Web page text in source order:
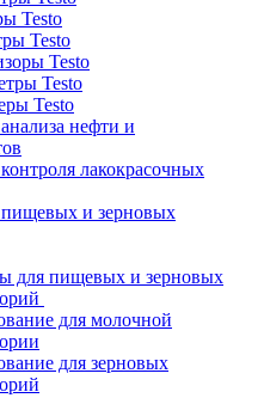
Testo
Testo
Testo
Testo
Testo
нефти и
лакокрасочных
и зерновых
для пищевых и зерновых
для молочной
для зерновых